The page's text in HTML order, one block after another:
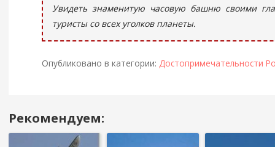
Увидеть знаменитую часовую башню своими
туристы со всех уголков планеты.
Опубликовано в категории: Достопримечательности
Навигация
в
Рекомендуем: